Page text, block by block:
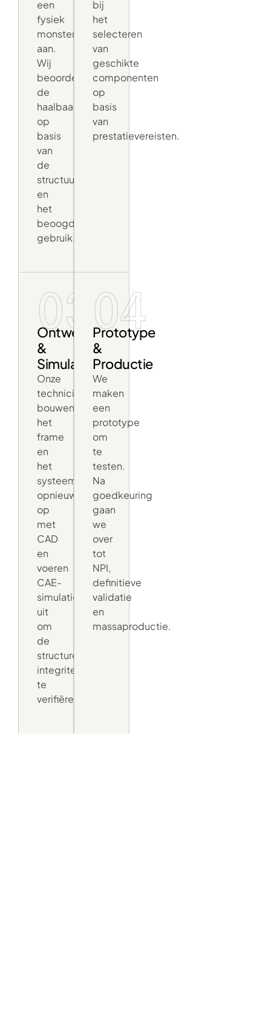
een
fysiek
monster
aan.
Wij
beoordelen
de
haalbaarheid
op
basis
van
de
structuur
en
het
beoogde
gebruik.
bij
het
selecteren
van
geschikte
componenten
op
basis
van
prestatievereisten.
03
Ontwerp
&
Simulatie
Onze
technici
bouwen
het
frame
en
het
systeem
opnieuw
op
met
CAD
en
voeren
CAE-
simulaties
uit
om
de
structurele
integriteit
te
verifiëren.
04
Prototype
&
Productie
We
maken
een
prototype
om
te
testen.
Na
goedkeuring
gaan
we
over
tot
NPI,
definitieve
validatie
en
massaproductie.